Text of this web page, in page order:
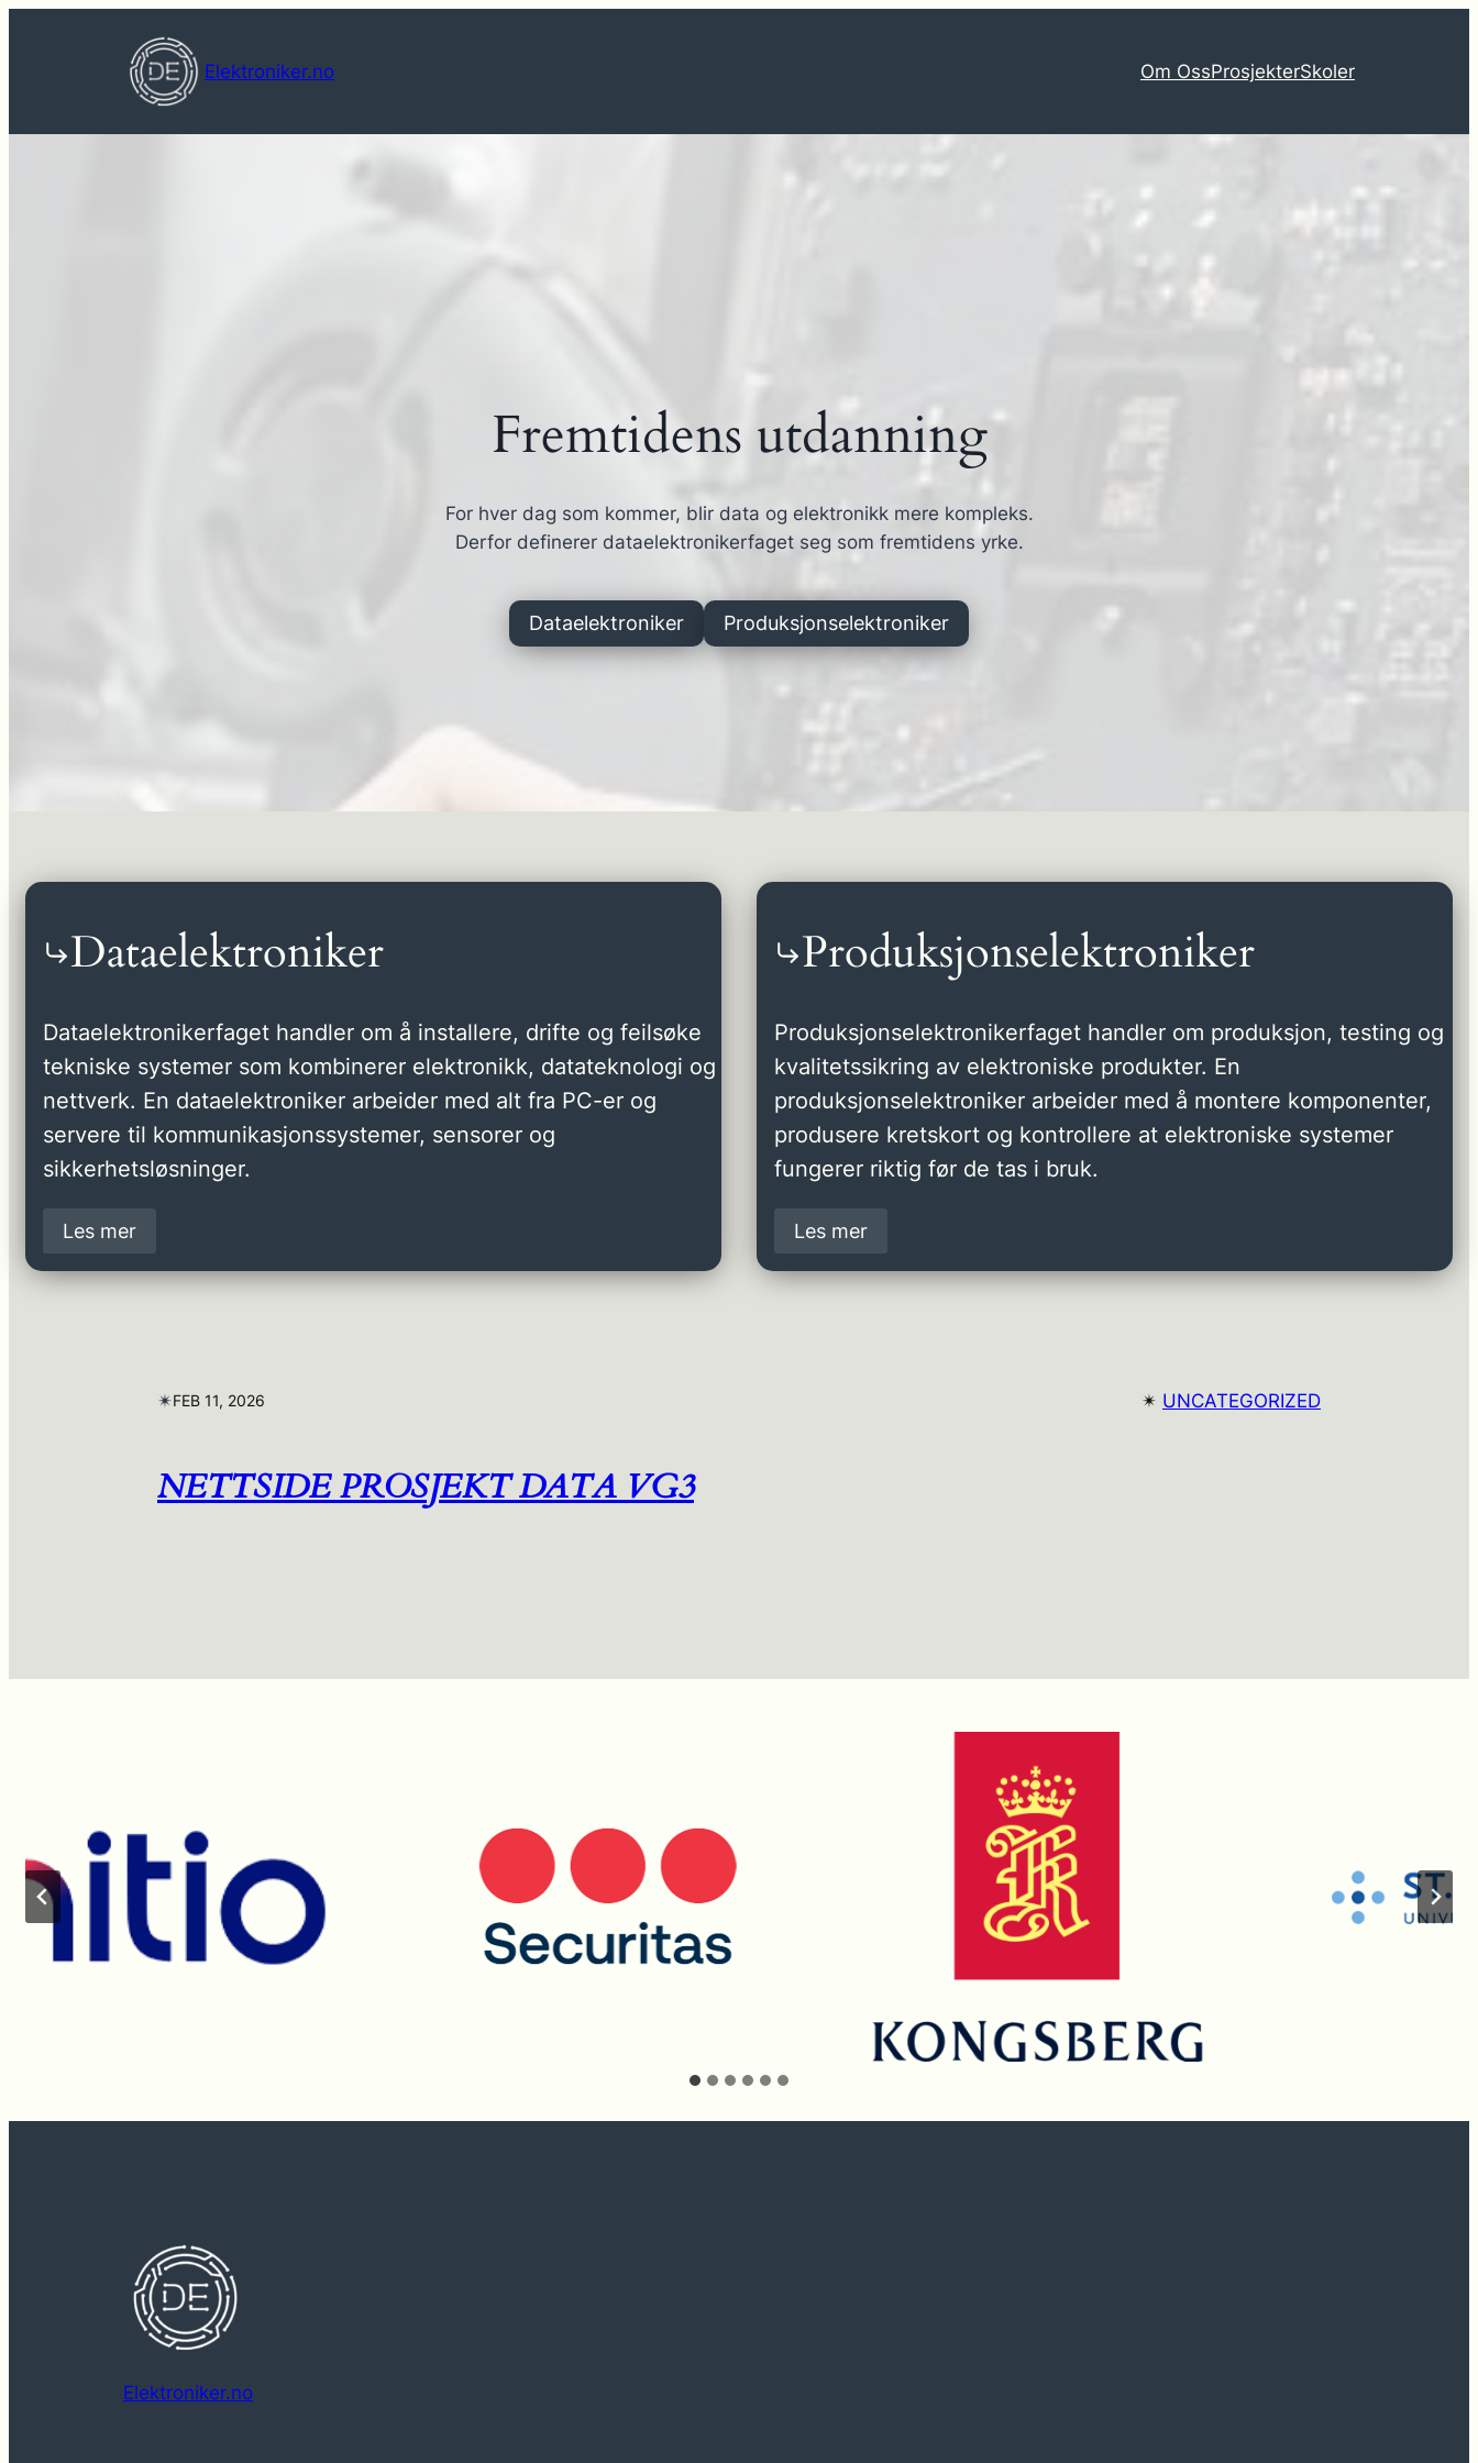
Elektroniker.no Om OssProsjekterSkoler
Fremtidens utdanning
For hver dag som kommer, blir data og elektronikk mere kompleks.
Derfor definerer dataelektronikerfaget seg som fremtidens yrke.
Dataelektroniker Produksjonselektroniker
Dataelektroniker
Dataelektronikerfaget handler om å installere, drifte og feilsøke
tekniske systemer som kombinerer elektronikk, datateknologi og
nettverk. En dataelektroniker arbeider med alt fra PC-er og
servere til kommunikasjonssystemer, sensorer og
sikkerhetsløsninger.
Les mer
Produksjonselektroniker
Produksjonselektronikerfaget handler om produksjon, testing og
kvalitetssikring av elektroniske produkter. En
produksjonselektroniker arbeider med å montere komponenter,
produsere kretskort og kontrollere at elektroniske systemer
fungerer riktig før de tas i bruk.
Les mer
✴︎FEB 11, 2026 ✴︎ UNCATEGORIZED
NETTSIDE PROSJEKT DATA VG3
Elektroniker.no